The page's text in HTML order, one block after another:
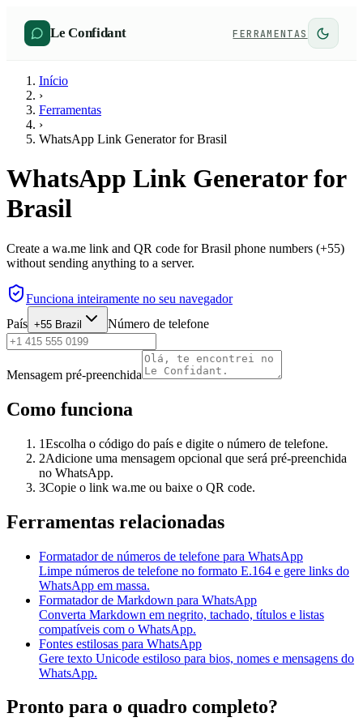
Le Confidant FERRAMENTAS
Início
›
Ferramentas
›
WhatsApp Link Generator for Brasil
WhatsApp Link Generator for
Brasil
Create a wa.me link and QR code for Brasil phone numbers (+55)
without sending anything to a server.
Funciona inteiramente no seu navegador
País +55 Brazil Número de telefone
Mensagem pré-preenchida
Como funciona
1Escolha o código do país e digite o número de telefone.
2Adicione uma mensagem opcional que será pré-preenchida
no WhatsApp.
3Copie o link wa.me ou baixe o QR code.
Ferramentas relacionadas
Formatador de números de telefone para WhatsApp
Limpe números de telefone no formato E.164 e gere links do
WhatsApp em massa.
Formatador de Markdown para WhatsApp
Converta Markdown em negrito, tachado, títulos e listas
compatíveis com o WhatsApp.
Fontes estilosas para WhatsApp
Gere texto Unicode estiloso para bios, nomes e mensagens do
WhatsApp.
Pronto para o quadro completo?